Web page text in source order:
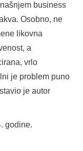
business
Osobno, ne
likovna
a
vrlo
je problem puno
je autor
godine.